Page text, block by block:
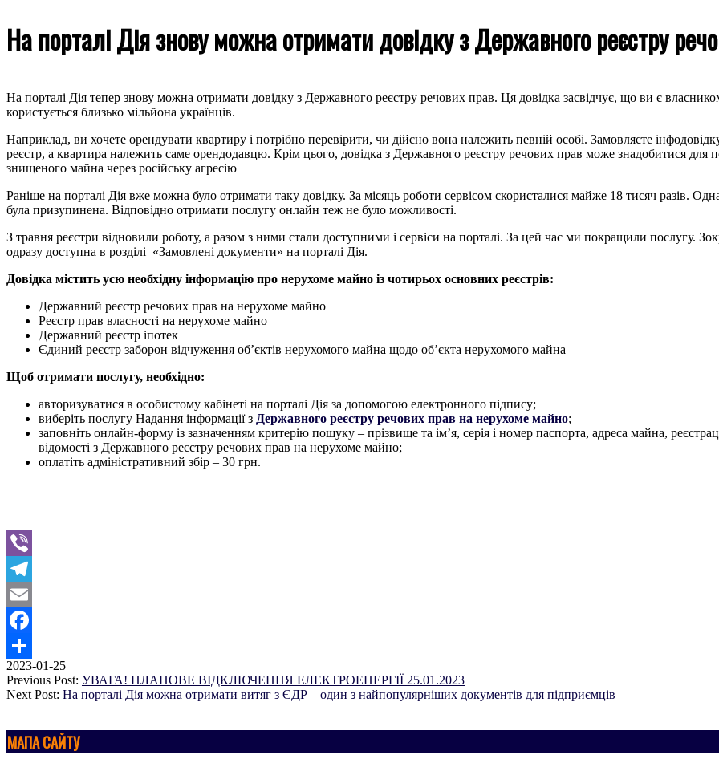
На порталі Дія знову можна отримати довідку з Державного реєстру
На порталі Дія тепер знову можна отримати довідку з Державного реєстру речових прав. Ця довідка засвідчує, що ви є
користується близько мільйона українців.
Наприклад, ви хочете орендувати квартиру і потрібно перевірити, чи дійсно вона належить певній особі. Замовляєте
реєстр, а квартира належить саме орендодавцю. Крім цього, довідка з Державного реєстру речових прав може знадобитися
знищеного майна через російську агресію
Раніше на порталі Дія вже можна було отримати таку довідку. За місяць роботи сервісом скористалися майже 18 тисяч разів.
була призупинена. Відповідно отримати послугу онлайн теж не було можливості.
З травня реєстри відновили роботу, а разом з ними стали доступними і сервіси на порталі. За цей час ми покращили послугу.
одразу доступна в розділі «Замовлені документи» на порталі Дія.
Довідка містить усю необхідну інформацію про нерухоме майно із чотирьох основних реєстрів:
Державний реєстр речових прав на нерухоме майно
Реєстр прав власності на нерухоме майно
Державний реєстр іпотек
Єдиний реєстр заборон відчуження об’єктів нерухомого майна щодо об’єкта нерухомого майна
Щоб отримати послугу, необхідно:
авторизуватися в особистому кабінеті на порталі Дія за допомогою електронного підпису;
виберіть послугу Надання інформації з Державного реєстру речових прав на нерухоме майно;
заповніть онлайн-форму із зазначенням критерію пошуку – прізвище та ім’я, серія і номер паспорта, адреса майна,
відомості з Державного реєстру речових прав на нерухоме майно;
оплатіть адміністративний збір – 30 грн.
Viber
Telegram
Email
Facebook
Поділитися
2023-01-25
Previous Post: УВАГА! ПЛАНОВЕ ВІДКЛЮЧЕННЯ ЕЛЕКТРОЕНЕРГІЇ 25.01.2023
Next Post: На порталі Дія можна отримати витяг з ЄДР – один з найпопулярніших документів для підприємців
МАПА САЙТУ